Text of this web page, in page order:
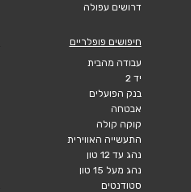
דרושים עפולה
חיפושים פופלריים
עבודה מהבית
יד 2
בנק הפועלים
אבטחה
קוקה קולה
התעשייה האווירית
נהג עד 12 טון
נהג מעל 15 טון
סטודנטים